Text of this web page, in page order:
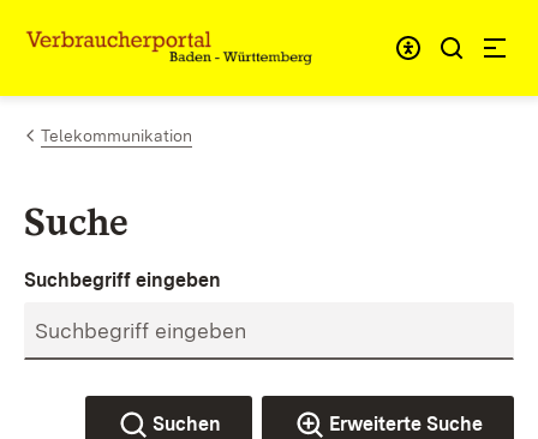
Zum Inhalt springen
Link zur Startseite
Telekommunikation
Suche
Suchbegriff eingeben
Suchen Erweiterte Suche